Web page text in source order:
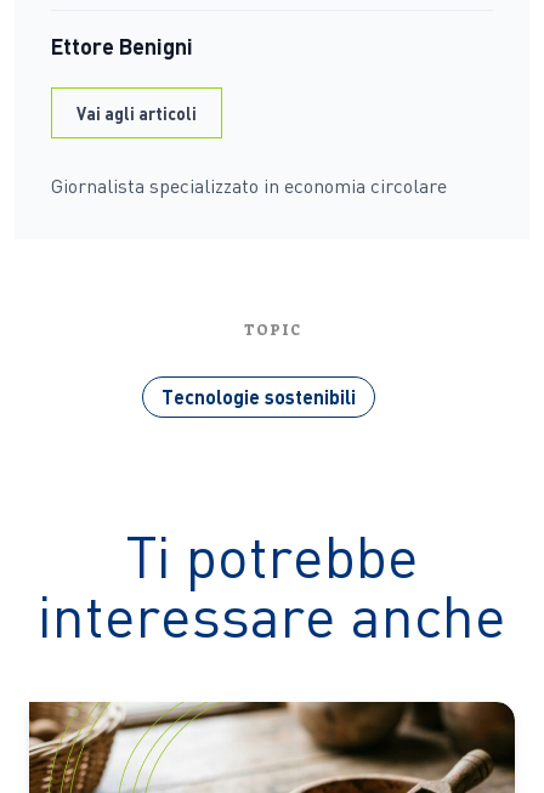
Ettore Benigni
Vai agli articoli
Giornalista specializzato in economia circolare
TOPIC
Tecnologie sostenibili
Ti potrebbe
interessare anche